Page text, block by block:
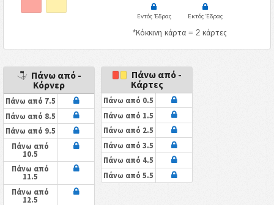
Εντός Έδρας Εκτός Έδρας
*Κόκκινη κάρτα = 2 κάρτες
Πάνω από -
Κόρνερ
Πάνω από 7.5
Πάνω από 8.5
Πάνω από 9.5
Πάνω από
10.5
Πάνω από
11.5
Πάνω από
12.5
Πάνω από -
Κάρτες
Πάνω από 0.5
Πάνω από 1.5
Πάνω από 2.5
Πάνω από 3.5
Πάνω από 4.5
Πάνω από 5.5